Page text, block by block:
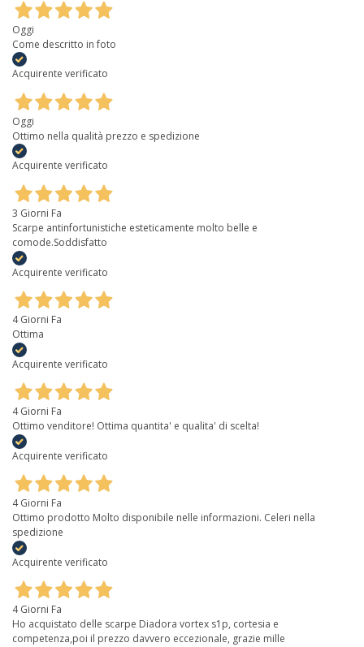
Oggi
Come descritto in foto
Acquirente verificato
Oggi
Ottimo nella qualità prezzo e spedizione
Acquirente verificato
3 Giorni Fa
Scarpe antinfortunistiche esteticamente molto belle e
comode.Soddisfatto
Acquirente verificato
4 Giorni Fa
Ottima
Acquirente verificato
4 Giorni Fa
Ottimo venditore! Ottima quantita' e qualita' di scelta!
Acquirente verificato
4 Giorni Fa
Ottimo prodotto Molto disponibile nelle informazioni. Celeri nella
spedizione
Acquirente verificato
4 Giorni Fa
Ho acquistato delle scarpe Diadora vortex s1p, cortesia e
competenza,poi il prezzo davvero eccezionale, grazie mille